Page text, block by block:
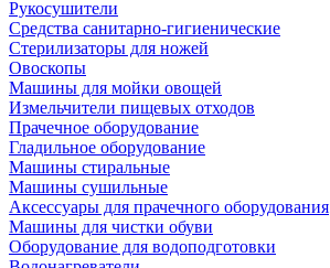
Рукосушители
Средства санитарно-гигиенические
Стерилизаторы для ножей
Овоскопы
Машины для мойки овощей
Измельчители пищевых отходов
Прачечное оборудование
Гладильное оборудование
Машины стиральные
Машины сушильные
Аксессуары для прачечного оборудования
Машины для чистки обуви
Оборудование для водоподготовки